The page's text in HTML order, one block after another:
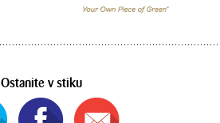
Ostanite v stiku